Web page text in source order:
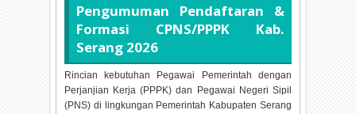
Pengumuman Pendaftaran &
Formasi CPNS/PPPK Kab.
Serang 2026
Rincian kebutuhan Pegawai Pemerintah dengan
Perjanjian Kerja (PPPK) dan Pegawai Negeri Sipil
(PNS) di lingkungan Pemerintah Kabupaten Serang